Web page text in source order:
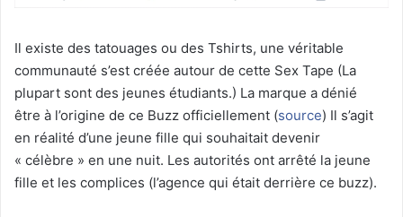
Il existe des tatouages ou des Tshirts, une véritable
communauté s’est créée autour de cette Sex Tape (La
plupart sont des jeunes étudiants.) La marque a dénié
être à l’origine de ce Buzz officiellement (source) Il s’agit
en réalité d’une jeune fille qui souhaitait devenir
« célèbre » en une nuit. Les autorités ont arrêté la jeune
fille et les complices (l’agence qui était derrière ce buzz).